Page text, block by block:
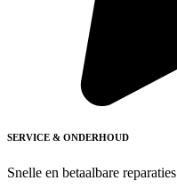
SERVICE & ONDERHOUD
Snelle en betaalbare reparaties